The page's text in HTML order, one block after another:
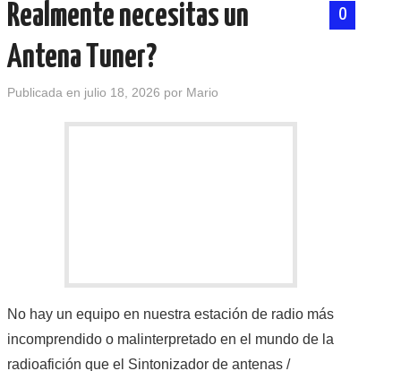
HISTORIA DE LA RADIO
MIEMBROS ORIGINALES
MODOS DIGITALES
0
Realmente necesitas un
Antena Tuner?
Publicada en julio 18, 2026 por Mario
No hay un equipo en nuestra estación de radio más
incomprendido o malinterpretado en el mundo de la
radioafición que el Sintonizador de antenas /